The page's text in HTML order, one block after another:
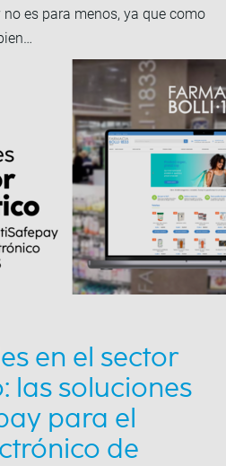
es para menos, ya que como
en el sector
las soluciones
para el
de